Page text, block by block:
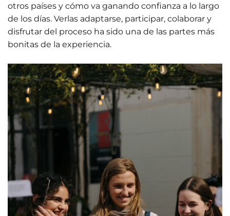
otros países y cómo va ganando confianza a lo largo
de los días. Verlas adaptarse, participar, colaborar y
disfrutar del proceso ha sido una de las partes más
bonitas de la experiencia.